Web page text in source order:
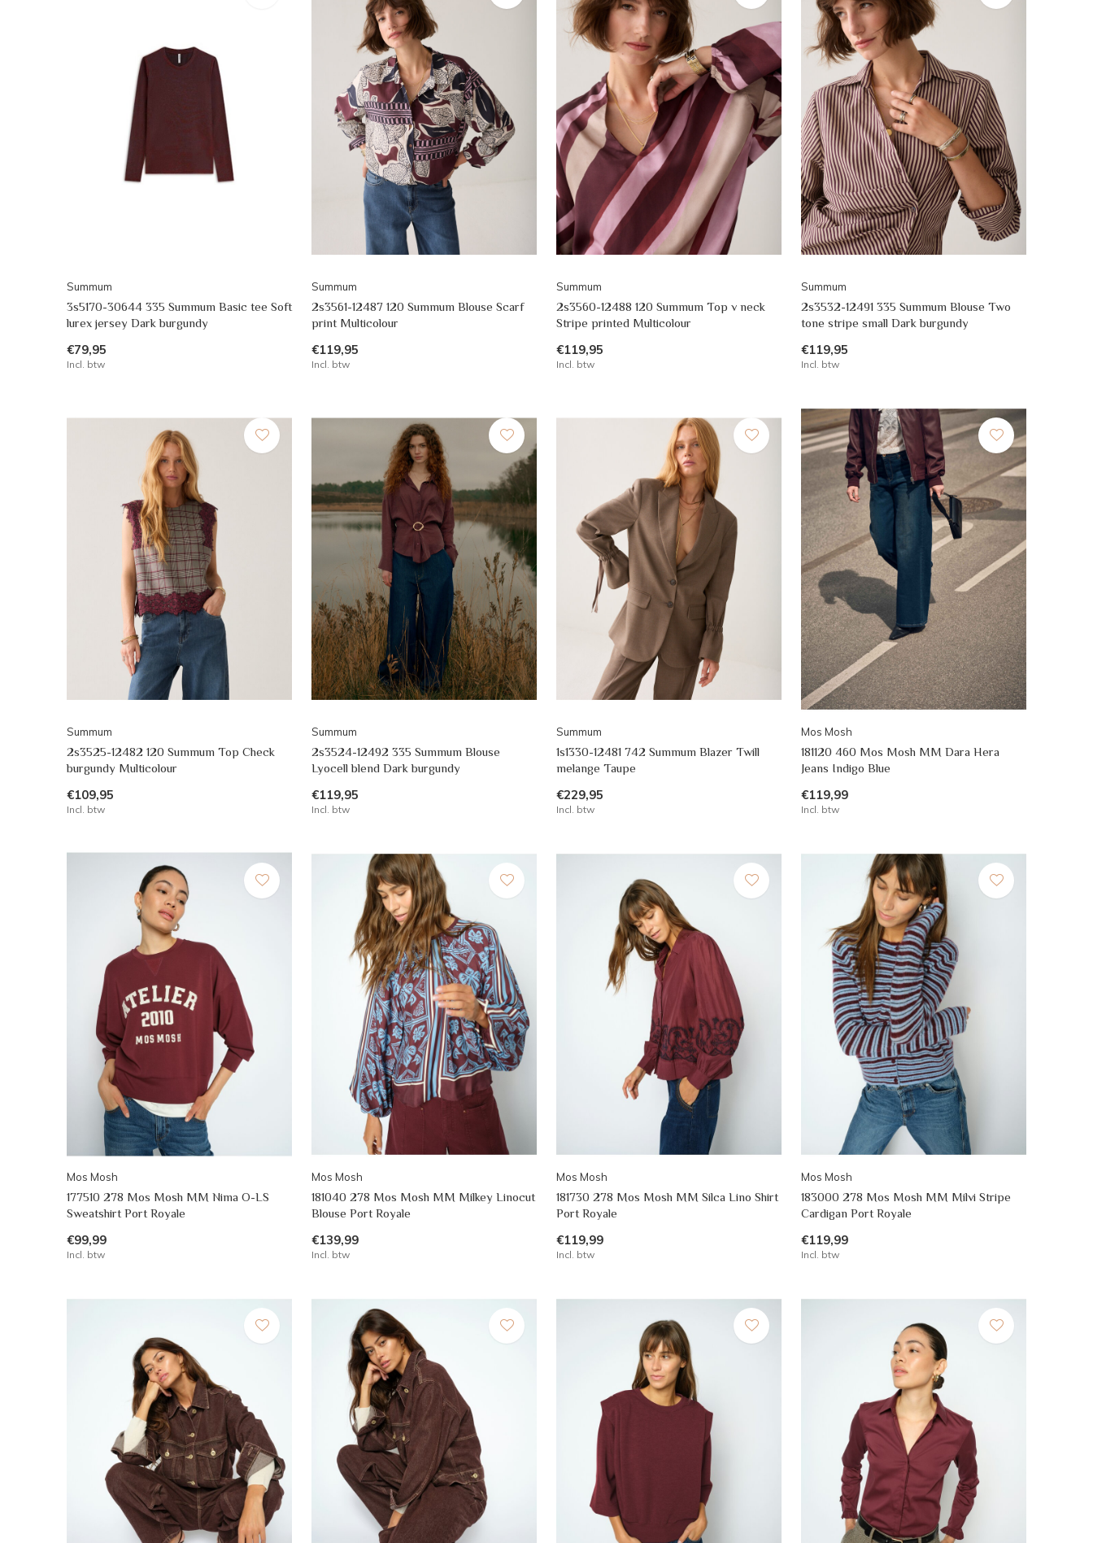
Summum
3s5170-30644 335 Summum Basic tee Soft
lurex jersey Dark burgundy
€79,95
Incl. btw
Summum
2s3561-12487 120 Summum Blouse Scarf
print Multicolour
€119,95
Incl. btw
Summum
2s3560-12488 120 Summum Top v neck
Stripe printed Multicolour
€119,95
Incl. btw
Summum
2s3532-12491 335 Summum Blouse Two
tone stripe small Dark burgundy
€119,95
Incl. btw
Summum
2s3525-12482 120 Summum Top Check
burgundy Multicolour
€109,95
Incl. btw
Summum
2s3524-12492 335 Summum Blouse
Lyocell blend Dark burgundy
€119,95
Incl. btw
Summum
1s1330-12481 742 Summum Blazer Twill
melange Taupe
€229,95
Incl. btw
Mos Mosh
181120 460 Mos Mosh MM Dara Hera
Jeans Indigo Blue
€119,99
Incl. btw
Mos Mosh
177510 278 Mos Mosh MM Nima O-LS
Sweatshirt Port Royale
€99,99
Incl. btw
Mos Mosh
181040 278 Mos Mosh MM Milkey Linocut
Blouse Port Royale
€139,99
Incl. btw
Mos Mosh
181730 278 Mos Mosh MM Silca Lino Shirt
Port Royale
€119,99
Incl. btw
Mos Mosh
183000 278 Mos Mosh MM Milvi Stripe
Cardigan Port Royale
€119,99
Incl. btw